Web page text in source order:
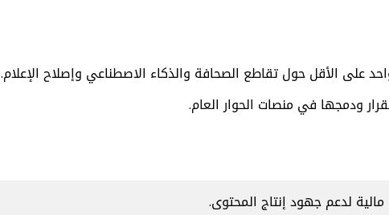
الأقل حول تقاطع الصحافة والذكاء الاصطناعي وإصلاح الإعلام.
ودمجها في منصات الحوار العام.
لدعم جهود إنتاج المحتوى.